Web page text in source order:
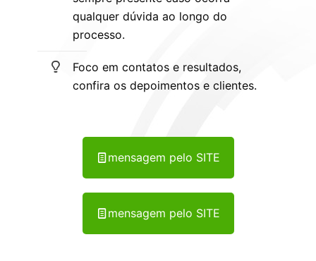
qualquer dúvida ao longo do
processo.
Foco em contatos e resultados,
confira os depoimentos e clientes.
mensagem pelo SITE
mensagem pelo SITE